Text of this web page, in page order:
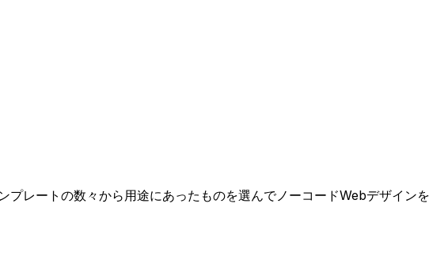
レートの数々から用途にあったものを選んでノーコードWebデザインを